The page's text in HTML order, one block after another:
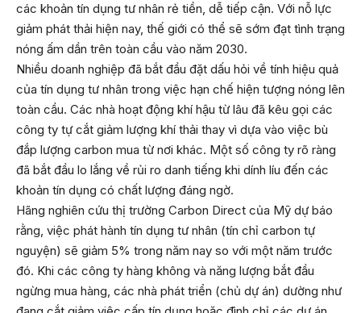
các khoản tín dụng tư nhân rẻ tiền, dễ tiếp cận. Với nỗ lực
giảm phát thải hiện nay, thế giới có thể sẽ sớm đạt tình trạng
nóng ấm dần trên toàn cầu vào năm 2030.
Nhiều doanh nghiệp đã bắt đầu đặt dấu hỏi về tính hiệu quả
của tín dụng tư nhân trong việc hạn chế hiện tượng nóng lên
toàn cầu. Các nhà hoạt động khí hậu từ lâu đã kêu gọi các
công ty tự cắt giảm lượng khí thải thay vì dựa vào việc bù
đắp lượng carbon mua từ nơi khác. Một số công ty rõ ràng
đã bắt đầu lo lắng về rủi ro danh tiếng khi dính líu đến các
khoản tín dụng có chất lượng đáng ngờ.
Hãng nghiên cứu thị trường Carbon Direct của Mỹ dự báo
rằng, việc phát hành tín dụng tư nhân (tín chỉ carbon tự
nguyện) sẽ giảm 5% trong năm nay so với một năm trước
đó. Khi các công ty hàng không và năng lượng bắt đầu
ngừng mua hàng, các nhà phát triển (chủ dự án) dường như